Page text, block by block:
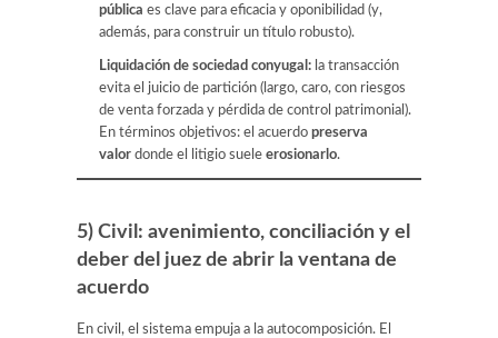
pública es clave para eficacia y oponibilidad (y,
además, para construir un título robusto).
Liquidación de sociedad conyugal: la transacción
evita el juicio de partición (largo, caro, con riesgos
de venta forzada y pérdida de control patrimonial).
En términos objetivos: el acuerdo preserva
valor donde el litigio suele erosionarlo.
5) Civil: avenimiento, conciliación y el
deber del juez de abrir la ventana de
acuerdo
En civil, el sistema empuja a la autocomposición. El